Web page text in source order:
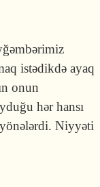
istədikdə ayaq
onun
hər hansı
yönələrdi. Niyyəti